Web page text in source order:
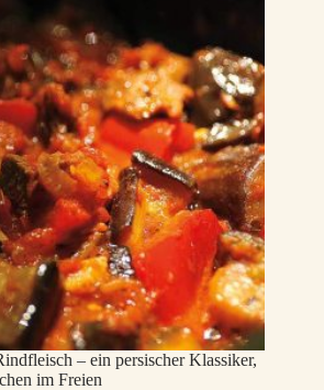
– ein persischer Klassiker,
im Freien